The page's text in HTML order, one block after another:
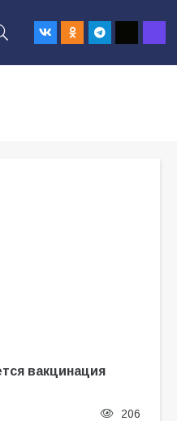
вакцинация
206